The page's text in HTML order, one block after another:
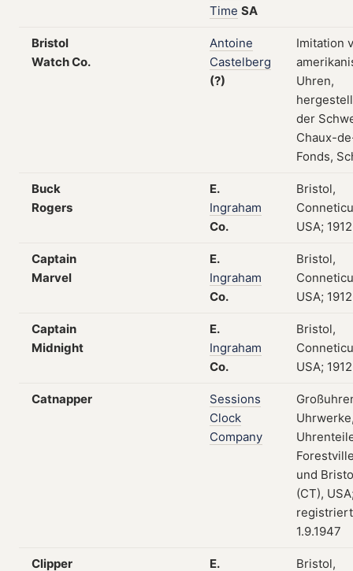
Time SA
Bristol
Watch Co.
Antoine
Castelberg
(?)
Imitation
Uhren,
der
Chaux-
Fonds,
Buck
Rogers
E.
Ingraham
Co.
Bristol,
USA;
Captain
Marvel
E.
Ingraham
Co.
Bristol,
USA;
Captain
Midnight
E.
Ingraham
Co.
Bristol,
USA;
Catnapper
Sessions
Clock
Company
und
(CT),
1.9.1947
Clipper E. Bristol,